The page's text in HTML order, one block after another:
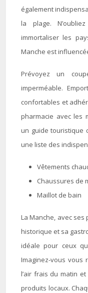
également
la plage.
immortaliser les
Manche est
Prévoyez un
imperméable.
confortables et
pharmacie avec les
un guide touristique
une liste des
Vêtements
Chaussures de
Maillot de bain
La Manche, avec
historique et sa
idéale pour ceux
Imaginez-vous vous
l’air frais du matin
produits locaux.